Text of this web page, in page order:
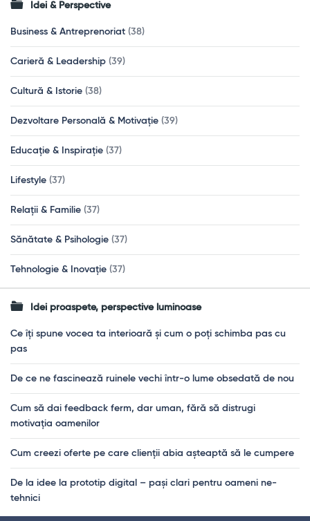
Idei & Perspective
Business & Antreprenoriat (38)
Carieră & Leadership (39)
Cultură & Istorie (38)
Dezvoltare Personală & Motivație (39)
Educație & Inspirație (37)
Lifestyle (37)
Relații & Familie (37)
Sănătate & Psihologie (37)
Tehnologie & Inovație (37)
Idei proaspete, perspective luminoase
Ce îți spune vocea ta interioară și cum o poți schimba pas cu
pas
De ce ne fascinează ruinele vechi într-o lume obsedată de nou
Cum să dai feedback ferm, dar uman, fără să distrugi
motivația oamenilor
Cum creezi oferte pe care clienții abia așteaptă să le cumpere
De la idee la prototip digital – pași clari pentru oameni ne-
tehnici